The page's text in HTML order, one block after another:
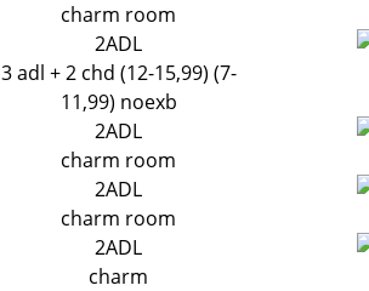
charm room
2ADL
3 adl + 2 chd (12-15,99) (7-
11,99) noexb
2ADL
charm room
2ADL
charm room
2ADL
charm